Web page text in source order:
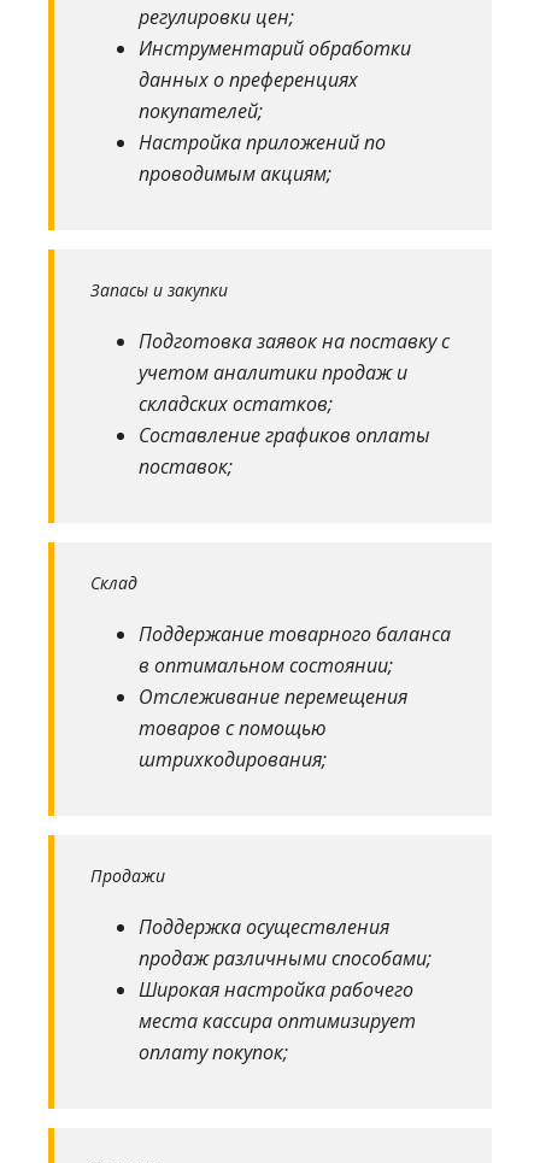
регулировки цен;
Инструментарий обработки
данных о преференциях
покупателей;
Настройка приложений по
проводимым акциям;
Запасы и закупки
Подготовка заявок на поставку с
учетом аналитики продаж и
складских остатков;
Составление графиков оплаты
поставок;
Склад
Поддержание товарного баланса
в оптимальном состоянии;
Отслеживание перемещения
товаров с помощью
штрихкодирования;
Продажи
Поддержка осуществления
продаж различными способами;
Широкая настройка рабочего
места кассира оптимизирует
оплату покупок;